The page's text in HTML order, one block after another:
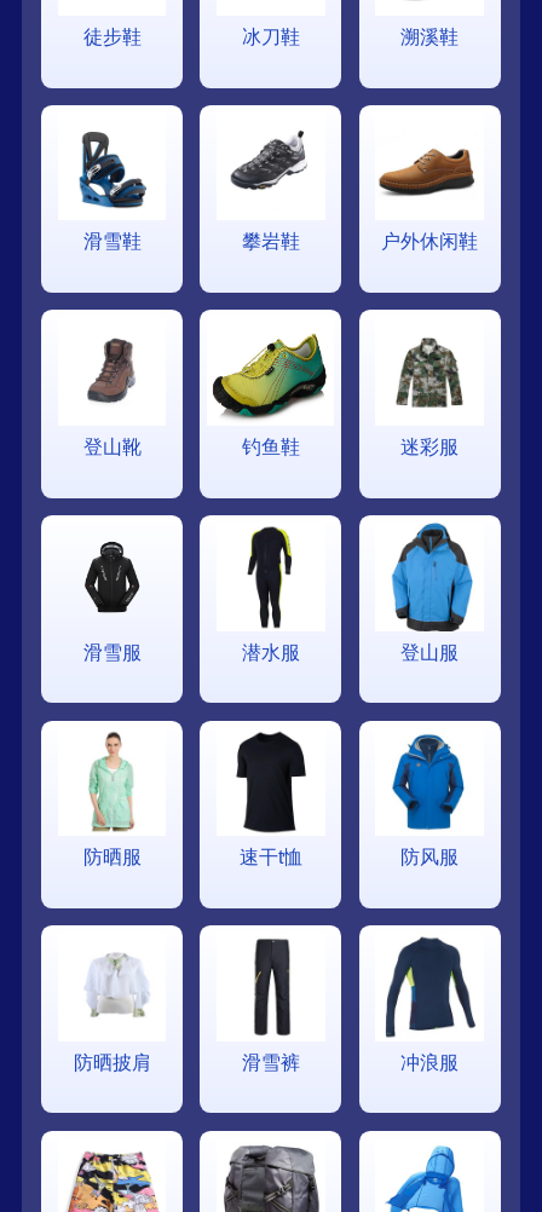
徒步鞋 冰刀鞋 溯溪鞋
滑雪鞋 攀岩鞋 户外休闲鞋
登山靴 钓鱼鞋 迷彩服
滑雪服 潜水服 登山服
防晒服 速干t恤 防风服
防晒披肩 滑雪裤 冲浪服